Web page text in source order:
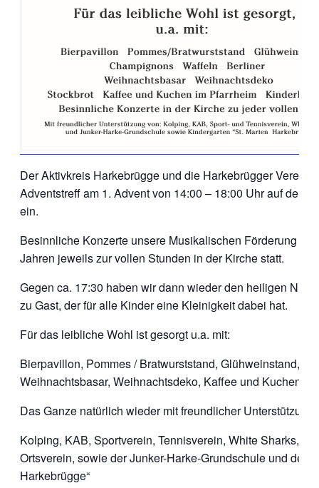
Der Aktivkreis Harkebrügge und die Harkebrügger
Adventstreff am 1. Advent von 14:00 – 18:00 Uhr auf dem
ein.
Besinnliche Konzerte unsere Musikalischen Förderung
Jahren jeweils zur vollen Stunden in der Kirche statt.
Gegen ca. 17:30 haben wir dann wieder den heiligen
zu Gast, der für alle Kinder eine Kleinigkeit dabei hat.
Für das leibliche Wohl ist gesorgt u.a. mit:
Bierpavillon, Pommes / Bratwurststand, Glühweinstand,
Weihnachtsbasar, Weihnachtsdeko, Kaffee und Kuchen.
Das Ganze natürlich wieder mit freundlicher Unterstützung
Kolping, KAB, Sportverein, Tennisverein, White Sharks,
Ortsverein, sowie der Junker-Harke-Grundschule und dem
Harkebrügge“